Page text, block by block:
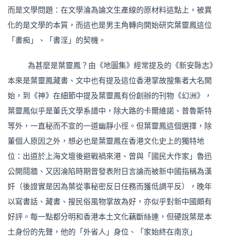
而是文學問題：在文學淪為論文生產線的原材料這點上，被異
化的是文學的本質，而這也是男主角轉向開始研究葉靈鳳這位
「書痴」、「書淫」的契機。
為甚麼是葉靈鳳？由《地圖集》經常提及的《新安縣志》
本來是葉靈鳳藏書、文中也有提及這位香港掌故搜集者大名開
始，到《神》在細節中提及葉靈鳳有份創辦的刊物《幻洲》，
葉靈鳳似乎是董氏文學系譜中，除大路的卡爾維諾、普魯斯特
等外，一直秘而不宣的一道幽靜小徑。但葉靈鳳這個選擇，除
董個人原因之外，想必也是葉靈鳳在香港文化史上的獨特地
位：出道於上海文壇後避戰禍來港、曾與「國民大作家」魯迅
公開鬩牆、又因淪陷時期曾發表附日言論而被新中國指稱為漢
奸（後證實是因為葉從事秘密反日任務而獲低調平反），晚年
以寫書話、藏書、搜民俗風物掌故為好，亦似乎對新中國頗有
好評。每一點都分明和香港本土文化藕斷絲連，但硬說葉是本
土身份的先聲，他的「外省人」身位、「家始終在南京」